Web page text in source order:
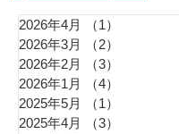
2026年4月 （1）
2026年3月
（2）
2026年2月
（3）
2026年1月
（4）
2025年5月
（1）
2025年4月
（3）